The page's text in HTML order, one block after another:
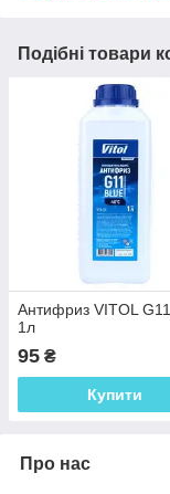
Подібні товари
Антифриз VITOL
1л
95 ₴
Купити
Про нас